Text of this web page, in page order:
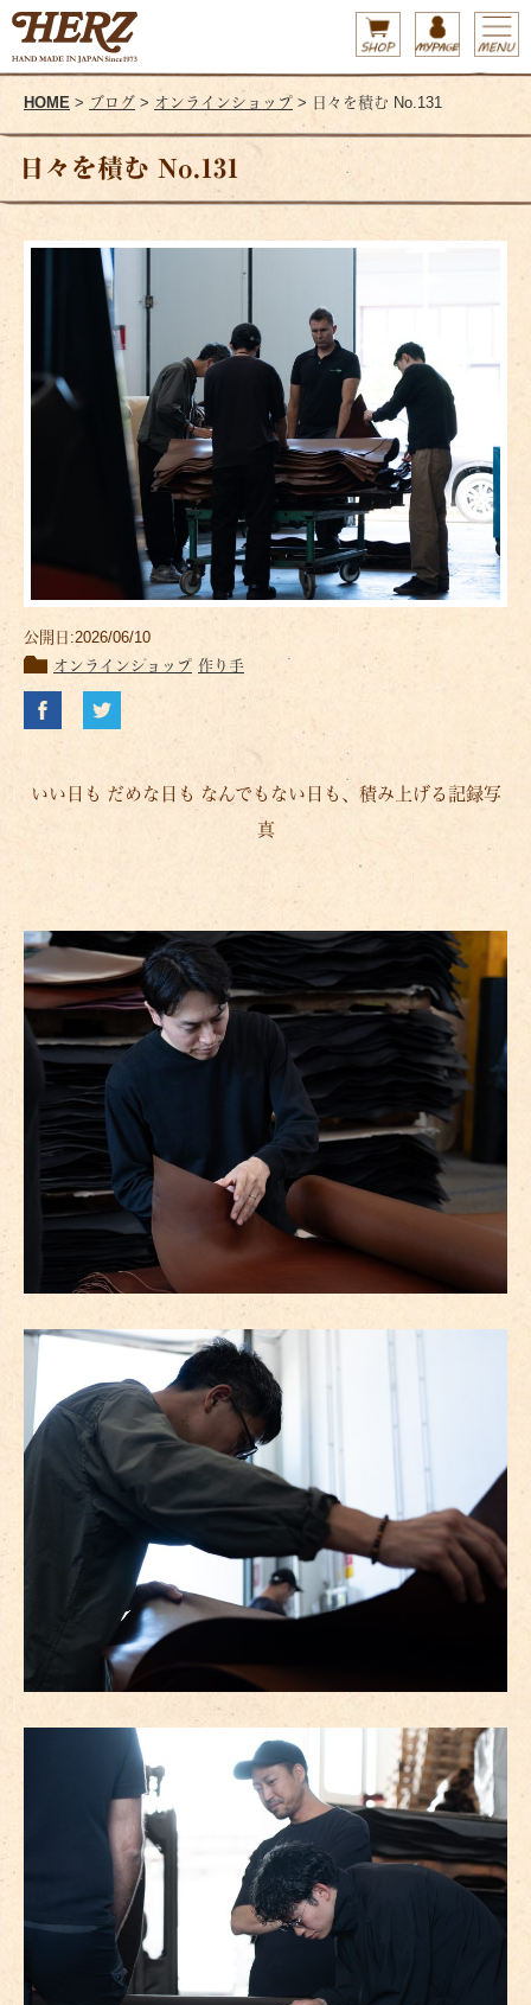
HOME > ブログ > オンラインショップ > 日々を積む No.131
日々を積む No.131
公開日:2026/06/10
オンラインショップ 作り手
いい日も だめな日も なんでもない日も、積み上げる記録写
真